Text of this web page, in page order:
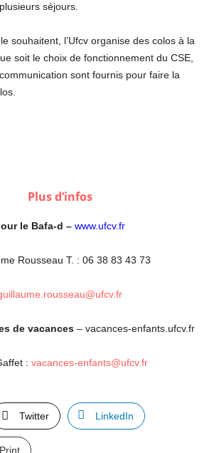
séjours.
souhaitent, l’Ufcv organise des colos à la
soit le choix de fonctionnement du CSE,
sont fournis pour faire la
Plus d’infos
le Bafa-d – www.ufcv.fr
Rousseau T. : 06 38 83 43 73
de vacances – vacances-enfants.ufcv.fr
: vacances-enfants@ufcv.fr
Twitter LinkedIn
Print